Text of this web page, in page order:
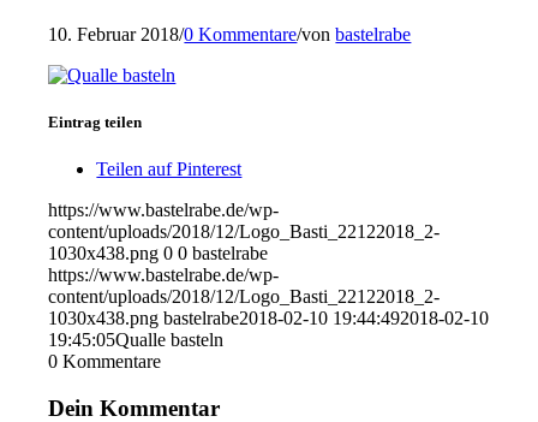
10. Februar 2018/0 Kommentare/vonbastelrabe
Eintrag teilen
Teilen auf Pinterest
https://www.bastelrabe.de/wp-
content/uploads/2018/12/Logo_Basti_22122018_2-
1030x438.png 0 0 bastelrabe
https://www.bastelrabe.de/wp-
content/uploads/2018/12/Logo_Basti_22122018_2-
1030x438.png bastelrabe2018-02-10 19:44:492018-02-10
19:45:05Qualle basteln
0 Kommentare
Dein Kommentar